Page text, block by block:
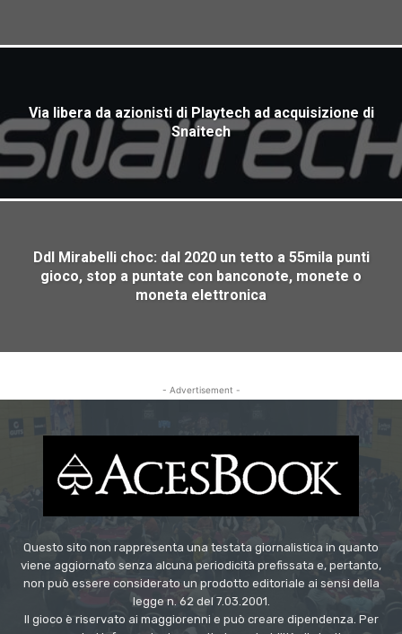
Via libera da azionisti di Playtech ad acquisizione di
Snaitech
Ddl Mirabelli choc: dal 2020 un tetto a 55mila punti
gioco, stop a puntate con banconote, monete o
moneta elettronica
- Advertisement -
Questo sito non rappresenta una testata giornalistica in quanto
viene aggiornato senza alcuna periodicità prefissata e, pertanto,
non può essere considerato un prodotto editoriale ai sensi della
legge n. 62 del 7.03.2001.
Il gioco è riservato ai maggiorenni e può creare dipendenza. Per